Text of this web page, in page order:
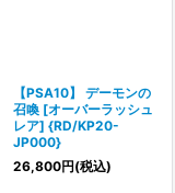
【PSA10】 デーモンの
召喚 [オーバーラッシュ
レア] {RD/KP20-
JP000}
26,800円(税込)